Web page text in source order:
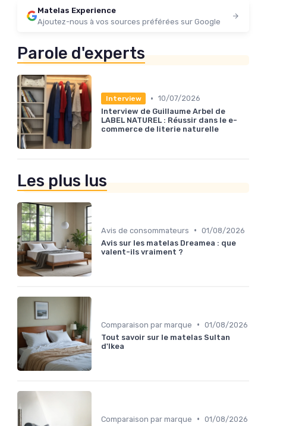
Matelas Experience
Ajoutez-nous à vos sources préférées sur Google
Parole d'experts
Interview • 10/07/2026
Interview de Guillaume Arbel de
LABEL NATUREL : Réussir dans le e-
commerce de literie naturelle
Les plus lus
Avis de consommateurs • 01/08/2026
Avis sur les matelas Dreamea : que
valent-ils vraiment ?
Comparaison par marque • 01/08/2026
Tout savoir sur le matelas Sultan
d'Ikea
Comparaison par marque • 01/08/2026